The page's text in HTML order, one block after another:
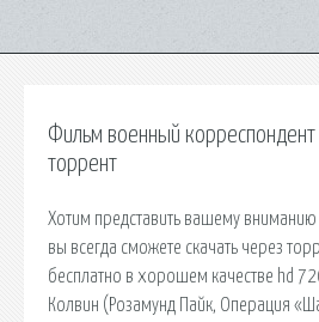
Фильм военный корреспондент
торрент
Хотим представить вашему
вы всегда сможете скачать через
бесплатно в хорошем качестве hd
Колвин (Розамунд Пайк, Операция